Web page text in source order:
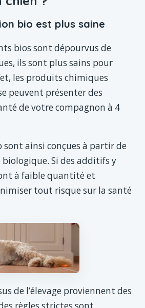
bio est plus saine
bios sont dépourvus de
ils sont plus sains pour
les produits chimiques
peuvent présenter des
de votre compagnon à 4
sont ainsi conçues à partir de
Si des additifs y
à faible quantité et
tout risque sur la santé
de l’élevage proviennent des